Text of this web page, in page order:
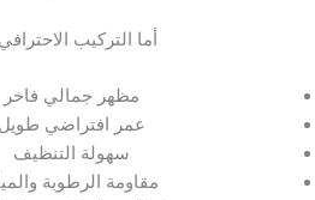
أما التركيب
مظهر جمالي فاخر
عمر افتراضي طويل
سهولة التنظيف
مقاومة الرطوبة